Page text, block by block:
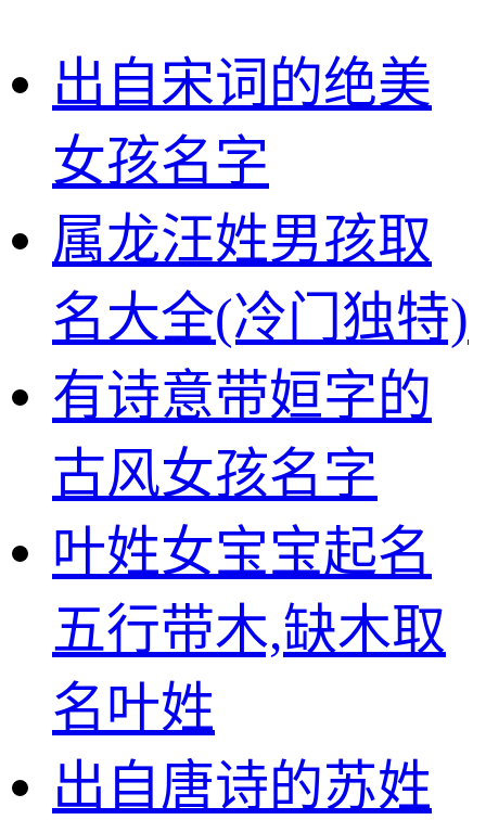
出自宋词的绝美
女孩名字
属龙汪姓男孩取
名大全(冷门独特)
有诗意带姮字的
古风女孩名字
叶姓女宝宝起名
五行带木,缺木取
名叶姓
出自唐诗的苏姓